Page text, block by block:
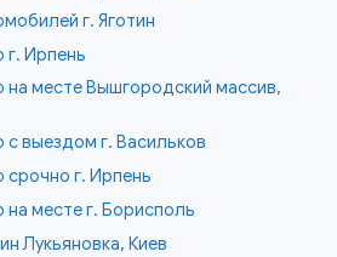
г. Яготин
г. Ирпень
на месте Вышгородский массив,
с выездом г. Васильков
срочно г. Ирпень
на месте г. Борисполь
Лукьяновка, Киев